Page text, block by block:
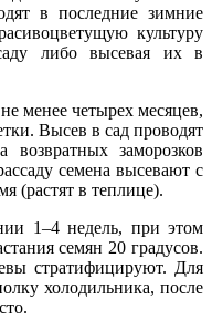
в последние зимние
культуру
либо высевая их в
менее четырех месяцев,
Высев в сад проводят
возвратных заморозков
семена высевают с
(растят в теплице).
1–4 недель, при этом
семян 20 градусов.
стратифицируют. Для
холодильника, после